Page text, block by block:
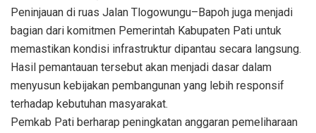
Peninjauan di ruas Jalan Tlogowungu–Bapoh juga menjadi
bagian dari komitmen Pemerintah Kabupaten Pati untuk
memastikan kondisi infrastruktur dipantau secara langsung.
Hasil pemantauan tersebut akan menjadi dasar dalam
menyusun kebijakan pembangunan yang lebih responsif
terhadap kebutuhan masyarakat.
Pemkab Pati berharap peningkatan anggaran pemeliharaan